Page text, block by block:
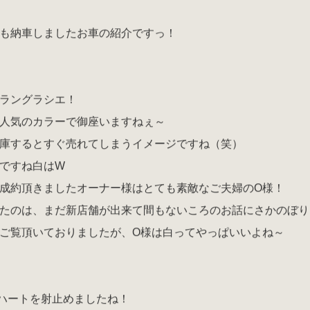
納車しましたお車の紹介ですっ！
ングラシエ！
気のカラーで御座いますねぇ～
するとすぐ売れてしまうイメージですね（笑）
すね白はW
約頂きましたオーナー様はとても素敵なご夫婦のO様！
のは、まだ新店舗が出来て間もないころのお話にさかのぼ
覧頂いておりましたが、O様は白ってやっぱいいよね～
ートを射止めましたね！